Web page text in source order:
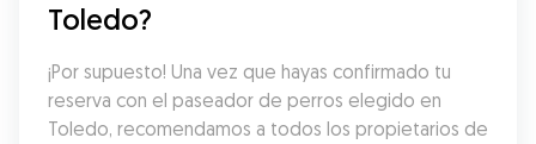
Toledo?
¡Por supuesto! Una vez que hayas confirmado tu
reserva con el paseador de perros elegido en
Toledo, recomendamos a todos los propietarios de